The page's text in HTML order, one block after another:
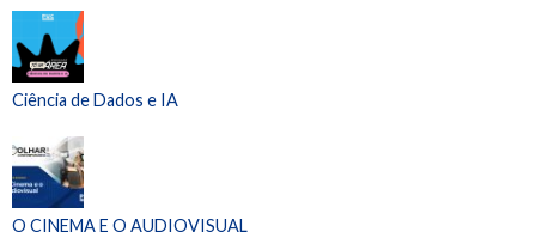
Ciência de Dados e IA
O CINEMA E O AUDIOVISUAL